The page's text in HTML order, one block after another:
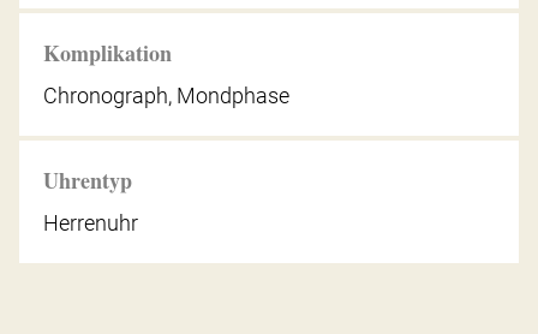
Komplikation
Chronograph, Mondphase
Uhrentyp
Herrenuhr